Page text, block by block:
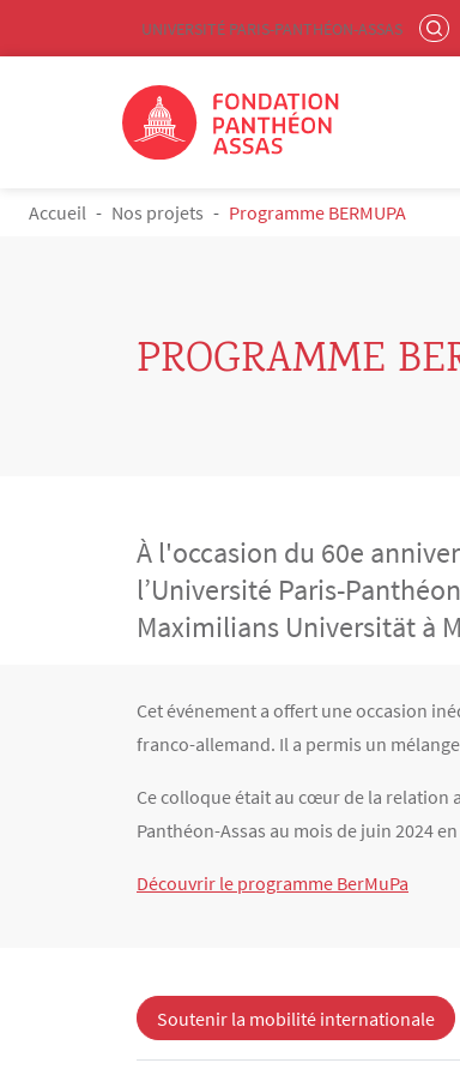
Aller au contenu principal
Menu liste site Custom EN
UNIVERSITÉ PARIS-PANTHÉON-ASSAS
Logo
FIL D'ARIANE
Accueil Nos projets Programme BERMUPA
PROGRAMME
À l'occasion du 60e
l’Université Paris-
Maximilians Universität à
Texte
Cet événement a offert une occasion
franco-allemand. Il a permis un
Ce colloque était au cœur de la relation
Panthéon-Assas au mois de juin 2024
Découvrir le programme BerMuPa
Soutenir la mobilité internationale